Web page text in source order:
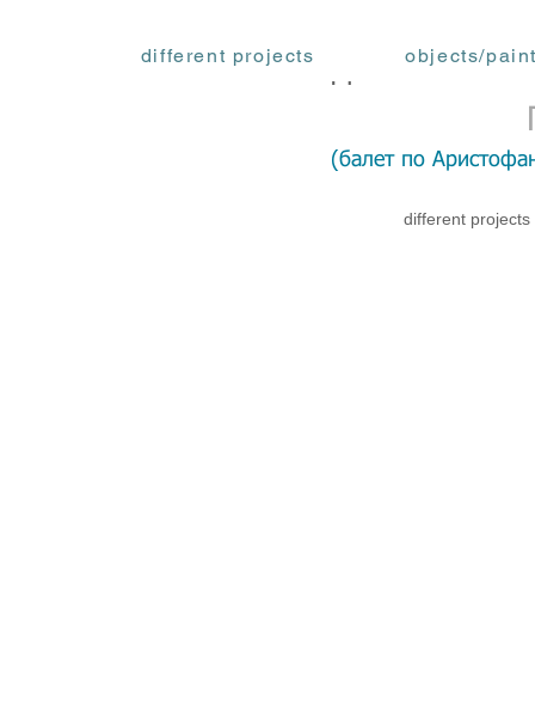
ФЕДОРА
(балет по
different projects
different projects objects/